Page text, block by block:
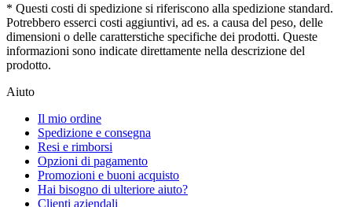
* Questi costi di spedizione si riferiscono alla spedizione standard.
Potrebbero esserci costi aggiuntivi, ad es. a causa del peso, delle
dimensioni o delle caratterstiche specifiche dei prodotti. Queste
informazioni sono indicate direttamente nella descrizione del
prodotto.
Aiuto
Il mio ordine
Spedizione e consegna
Resi e rimborsi
Opzioni di pagamento
Promozioni e buoni acquisto
Hai bisogno di ulteriore aiuto?
Clienti aziendali